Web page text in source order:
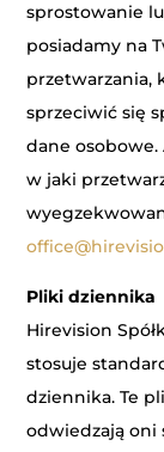
sprostowanie
posiadamy na
przetwarzania,
sprzeciwić się
dane osobowe.
w jaki
Pliki dziennika
Hirevision
stosuje
dziennika. Te
odwiedzają oni